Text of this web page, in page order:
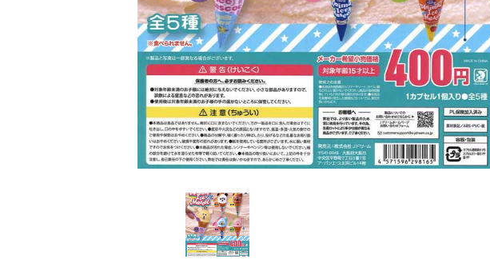
販促用カプセルトイ
よくあるご質問
ご利用ガイド
06-6282-7659